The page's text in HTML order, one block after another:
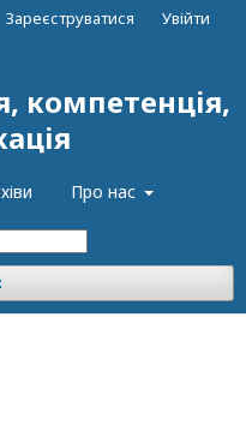
компетенція,
Про нас
Зареєструватися Увійти